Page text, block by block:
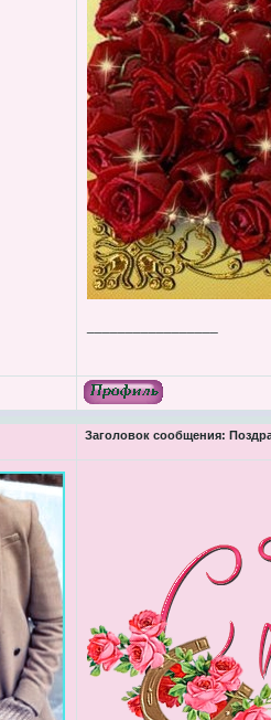
Заголовок сообщения: